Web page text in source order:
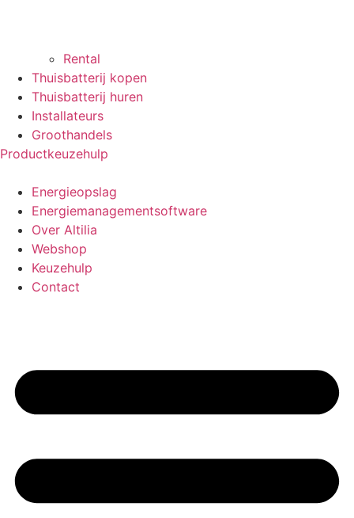
Rental
Thuisbatterij kopen
Thuisbatterij huren
Installateurs
Groothandels
Productkeuzehulp
Energieopslag
Energiemanagementsoftware
Over Altilia
Webshop
Keuzehulp
Contact